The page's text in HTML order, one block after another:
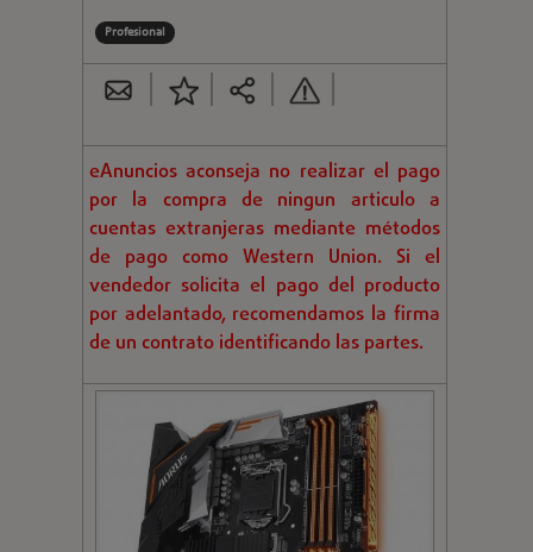
Profesional
eAnuncios aconseja no realizar el pago
por la compra de ningun articulo a
cuentas extranjeras mediante métodos
de pago como Western Union. Si el
vendedor solicita el pago del producto
por adelantado, recomendamos la firma
de un contrato identificando las partes.